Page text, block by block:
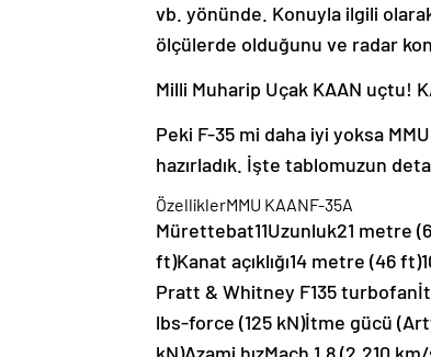
vb. yönünde. Konuyla ilgili
ölçülerde olduğunu ve radar
Milli Muharip Uçak KAAN uçtu!
Peki F-35 mi daha iyi yoksa
hazırladık. İşte tablomuzun
ÖzelliklerMMU KAANF-35A
Mürettebat11Uzunluk21 metre
ft)Kanat açıklığı14 metre (46
Pratt & Whitney F135
lbs-force (125 kN)İtme gücü